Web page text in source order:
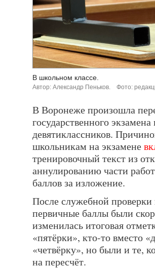
В школьном классе.
Автор: Александр Пеньков. Фото:
В Воронеже произошла
государственного
девятиклассников.
школьникам на экзамене
тренировочный текст из
аннулированию части
баллов за изложение.
После служебной
первичные баллы были
изменилась итоговая
«пятёрки», кто-то вместо
«четвёрку», но были и те,
на пересчёт.